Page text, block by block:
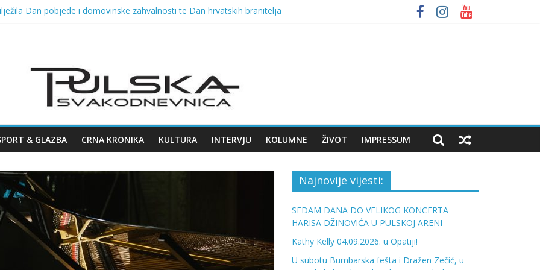
Dan pobjede i domovinske zahvalnosti te Dan hrvatskih branitelja
& GLAZBA CRNA KRONIKA KULTURA INTERVJU KOLUMNE ŽIVOT IMPRESSUM
Najnovije vijesti:
SEDAM DANA DO VELIKOG KONCERTA
HARISA DŽINOVIĆA U PULSKOJ ARENI
Kathy Kelly 04.09.2026. u Opatiji!
U subotu Bumbarska fešta i Dražen Zečić, u